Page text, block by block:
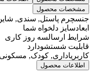
مشخصات محصول
جنسچرم پاستل, سندی,
ابعادسایز دلخواه شما
شرایط ارسالسه روز کاری
قابلیت شستشودارد
کاربریاداری, کودک, مسکونی
اطلاعات محصول